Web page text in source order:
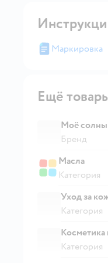
Маркировка
Ещё
Моё
Бренд
Масла
Категория
Уход за
Категория
Косметика
Категория